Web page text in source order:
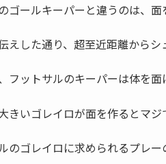
ゴールキーパーと違うのは、
えした通り、超至近距離から
フットサルのキーパーは体を
きいゴレイロが面を作るとマ
のゴレイロに求められるプレ